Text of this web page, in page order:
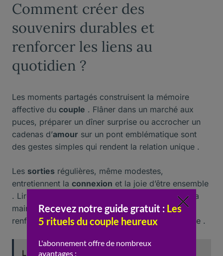
Comment créer des
souvenirs durables et
renforcer les liens au
quotidien ?
Les moments partagés construisent la mémoire
affective du couple . Flâner dans un marché aux
puces, préparer un dîner surprise ou accrocher un
cadenas d’amour sur un pont emblématique sont
des gestes simples qui rendent la relation unique .
Les sorties régulières, même modestes,
entretiennent la connexion et la joie d’être ensemble
. Lire le même livre, visiter un musée main dans la
main ou rêver d’un voyage sous les tropiques
renforcent lacomplicitéet la projection commune .
Lire aussi : Comment savoir si je lui plais